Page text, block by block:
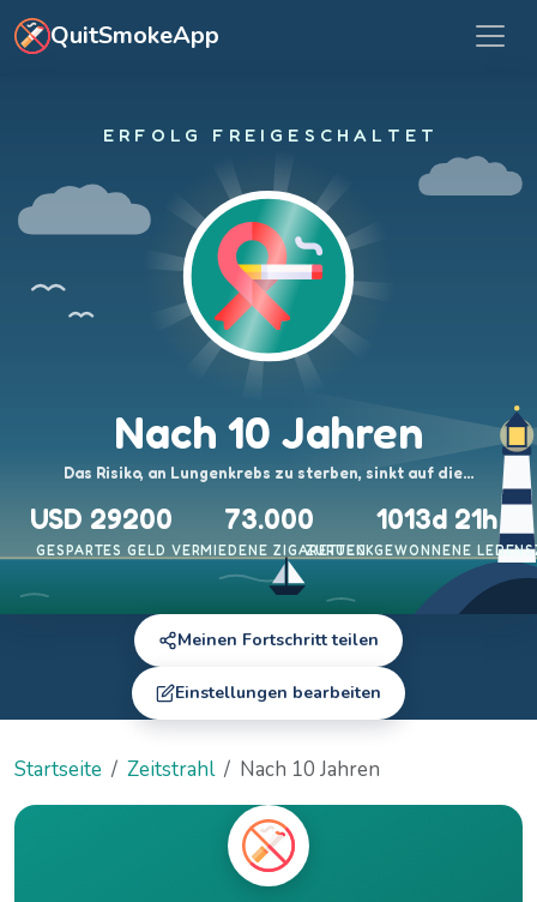
Zum Hauptinhalt springen
QuitSmokeApp
ERFOLG FREIGESCHALTET
Nach 10 Jahren
Das Risiko, an Lungenkrebs zu sterben, sinkt auf die…
USD 29200 73.000 1013d 21h
GESPARTES GELD VERMIEDENE ZIGARETTENZURUECKGEWONNENE
Meinen Fortschritt teilen
Einstellungen bearbeiten
Startseite Zeitstrahl Nach 10 Jahren